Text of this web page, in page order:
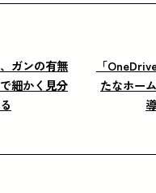
ガンの有無
細かく見分
「
たなホー